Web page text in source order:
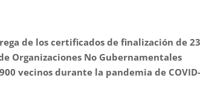
de los certificados de finalización de 23
Organizaciones No Gubernamentales
vecinos durante la pandemia de COVID-